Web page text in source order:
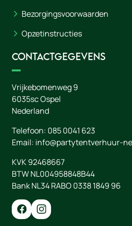
Bezorgingsvoorwaarden
Opzetinstructies
Contactgegevens
Vrijkebomenweg 9
6035scOspel
Nederland
Telefoon: 085 0041 623
Email: info@partytentverhuur-
KVK 92468667
BTW NL004958848B44
Bank NL34 RABO 0338 1849 96